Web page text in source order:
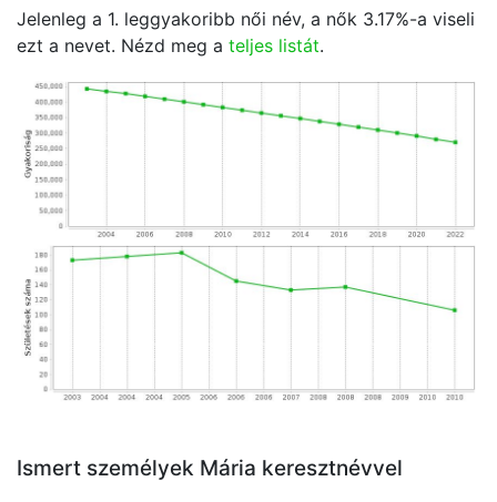
Jelenleg a 1. leggyakoribb női név, a nők 3.17%-a viseli
ezt a nevet. Nézd meg a teljes listát.
Ismert személyek Mária keresztnévvel